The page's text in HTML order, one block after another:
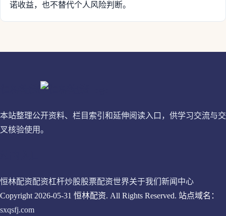
诺收益，也不替代个人风险判断。
本站整理公开资料、栏目索引和延伸阅读入口，供学习交流与交
叉核验使用。
恒林配资配资杠杆炒股股票配资世界关于我们 新闻中心
Copyright 2026-05-31 恒林配资. All Rights Reserved. 站点域名：
sxqsfj.com